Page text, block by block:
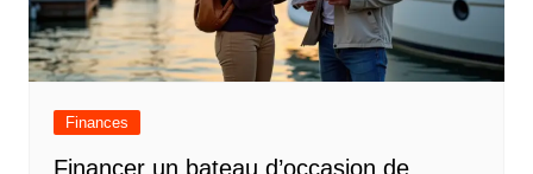
Finances
Financer un bateau d’occasion de